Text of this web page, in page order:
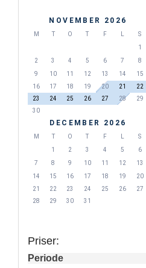
NOVEMBER 2026
M T O T F
S
1
2
3 4 5 6 7
8
9
10 11 12 13 14
15
16
17 18 19 20 21
22
23
24 25 26 27 28
29
30
DECEMBER 2026
M T O T F
S
1
2 3 4 5
6
7
8 9 10 11 12
13
14
15 16 17 18 19
20
21
22 23 24 25 26
27
28
29 30 31
Priser:
Periode